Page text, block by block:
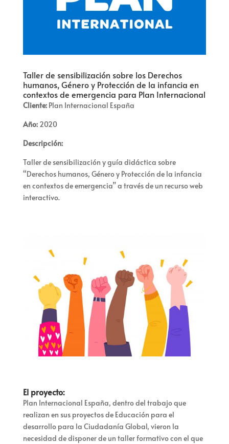
Taller de sensibilización sobre los Derechos
humanos, Género y Protección de la infancia en
contextos de emergencia para Plan Internacional
Cliente:Plan Internacional España
Año:2020
Descripción:
Taller de sensibilización y guía didáctica sobre
“Derechos humanos, Género y Protección de la infancia
en contextos de emergencia” a través de un recurso web
interactivo.
El proyecto:
Plan Internacional España, dentro del trabajo que
realizan en sus proyectos de Educación para el
desarrollo para la Ciudadanía Global, vieron la
necesidad de disponer de un taller formativo con el que